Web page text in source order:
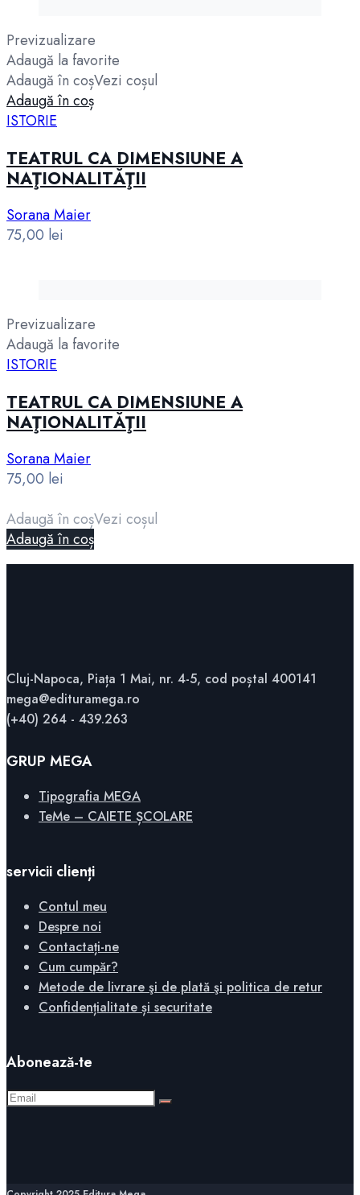
Previzualizare
Adaugă la favorite
Adaugă în coșVezi coșul
Adaugă în coș
ISTORIE
TEATRUL CA DIMENSIUNE A
NAŢIONALITĂŢII
Sorana Maier
75,00 lei
Previzualizare
Adaugă la favorite
ISTORIE
TEATRUL CA DIMENSIUNE A
NAŢIONALITĂŢII
Sorana Maier
75,00 lei
Adaugă în coșVezi coșul
Adaugă în coș
Cluj-Napoca, Piața 1 Mai, nr. 4-5, cod poștal 400141
mega@edituramega.ro
(+40) 264 - 439.263
GRUP MEGA
Tipografia MEGA
TeMe – CAIETE ȘCOLARE
servicii clienți
Contul meu
Despre noi
Contactați-ne
Cum cumpăr?
Metode de livrare şi de plată şi politica de retur
Confidențialitate și securitate
Abonează-te